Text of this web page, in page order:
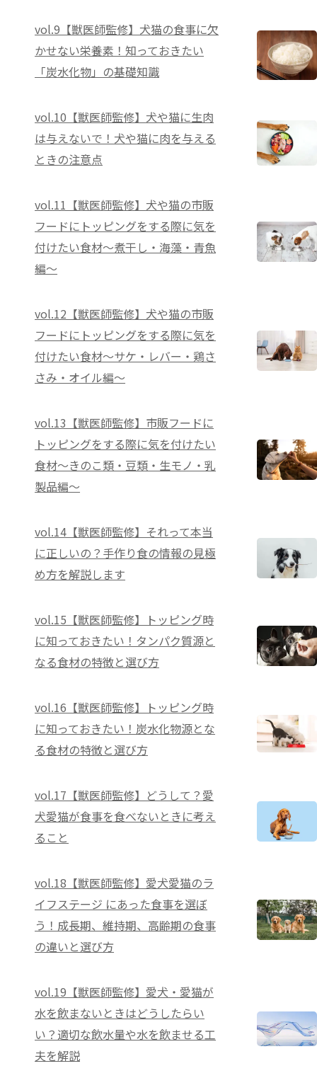
vol.9【獣医師監修】犬猫の食事に欠
かせない栄養素！知っておきたい
「炭水化物」の基礎知識
vol.10【獣医師監修】犬や猫に生肉
は与えないで！犬や猫に肉を与える
ときの注意点
vol.11【獣医師監修】犬や猫の市販
フードにトッピングをする際に気を
付けたい食材～煮干し・海藻・青魚
編～
vol.12【獣医師監修】犬や猫の市販
フードにトッピングをする際に気を
付けたい食材～サケ・レバー・鶏さ
さみ・オイル編～
vol.13【獣医師監修】市販フードに
トッピングをする際に気を付けたい
食材～きのこ類・豆類・生モノ・乳
製品編～
vol.14【獣医師監修】それって本当
に正しいの？手作り食の情報の見極
め方を解説します
vol.15【獣医師監修】トッピング時
に知っておきたい！タンパク質源と
なる食材の特徴と選び方
vol.16【獣医師監修】トッピング時
に知っておきたい！炭水化物源とな
る食材の特徴と選び方
vol.17【獣医師監修】どうして？愛
犬愛猫が食事を食べないときに考え
ること
vol.18【獣医師監修】愛犬愛猫のラ
イフステージ にあった食事を選ぼ
う！成長期、維持期、高齢期の食事
の違いと選び方
vol.19【獣医師監修】愛犬・愛猫が
水を飲まないときはどうしたらい
い？適切な飲水量や水を飲ませる工
夫を解説